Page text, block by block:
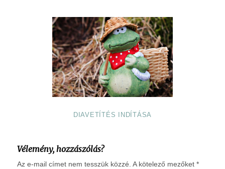
DIAVETÍTÉS INDÍTÁSA
Vélemény, hozzászólás?
Az e-mail címet nem tesszük közzé. A kötelező mezőket *